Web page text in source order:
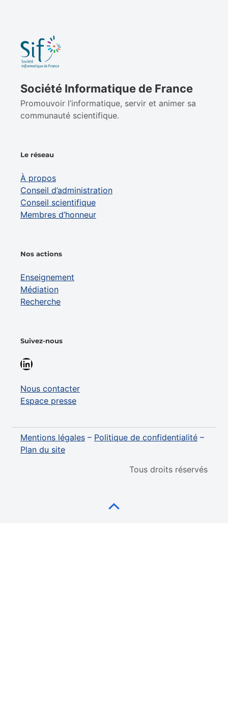
Société Informatique de France
Promouvoir l’informatique, servir et animer sa
communauté scientifique.
Le réseau
À propos
Conseil d’administration
Conseil scientifique
Membres d’honneur
Nos actions
Enseignement
Médiation
Recherche
Suivez-nous
LinkedIn
Nous contacter
Espace presse
Mentions légales – Politique de confidentialité –
Plan du site
Tous droits réservés